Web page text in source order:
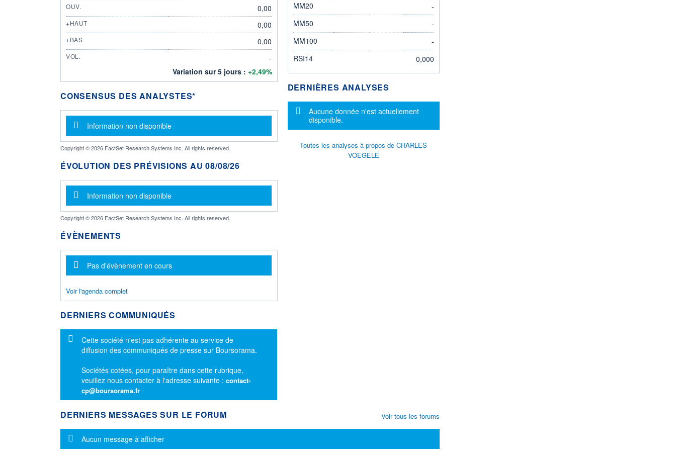
OUV. 0,00
+HAUT 0,00
+BAS 0,00
VOL.
-
Variation sur 5 jours : +2,49%
CONSENSUS DES ANALYSTES*
Message d'information
Information non disponible
Copyright © 2026 FactSet Research Systems Inc. All rights reserved.
ÉVOLUTION DES PRÉVISIONS AU 08/08/26
Message d'information
Information non disponible
Copyright © 2026 FactSet Research Systems Inc. All rights reserved.
ÉVÈNEMENTS
Message d'information
Pas d'évènement en cours
Voir l'agenda complet
DERNIERS COMMUNIQUÉS
Message d'information
Cette société n'est pas adhérente au service de
diffusion des communiqués de presse sur Boursorama.
Sociétés cotées, pour paraître dans cette rubrique,
veuillez nous contacter à l'adresse suivante : contact-
cp@boursorama.fr
MM20
-
MM50
-
MM100
-
RSI14
0,000
DERNIÈRES ANALYSES
Message d'information
Aucune donnée n'est actuellement
disponible.
Toutes les analyses à propos de CHARLES
VOEGELE
DERNIERS MESSAGES SUR LE FORUM
Message d'information
Aucun message à afficher
Voir tous les forums